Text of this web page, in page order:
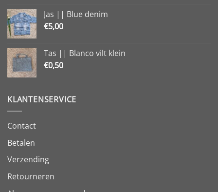
Jas || Blue denim
€5,00
Tas || Blanco vilt klein
€0,50
KLANTENSERVICE
Contact
Betalen
Verzending
Retourneren